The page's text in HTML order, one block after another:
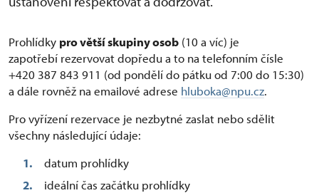
Prohlídky pro větší skupiny osob (10 a víc) je
zapotřebí rezervovat dopředu a to na telefonním čísle
+420 387 843 911 (od pondělí do pátku od 7:00 do 15:30)
a dále rovněž na emailové adrese hluboka@npu.cz.
Pro vyřízení rezervace je nezbytné zaslat nebo sdělit
všechny následující údaje:
datum prohlídky
ideální čas začátku prohlídky